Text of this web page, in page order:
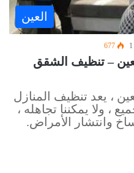
العين
1
677
– تنظيف الشقق
، يعد تنظيف المنازل
، ولا يمكننا تجاهله ،
وانتشار الأمراض.